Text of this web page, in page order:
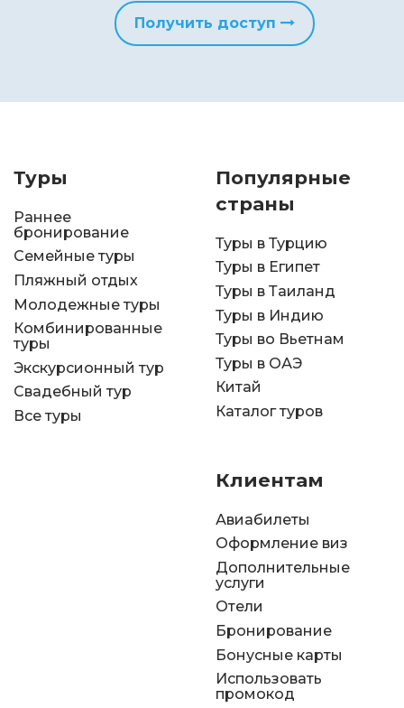
Получить доступ
Туры
Раннее
бронирование
Семейные туры
Пляжный отдых
Молодежные туры
Комбинированные
туры
Экскурсионный тур
Свадебный тур
Все туры
Популярные
страны
Туры в Турцию
Туры в Египет
Туры в Таиланд
Туры в Индию
Туры во Вьетнам
Туры в ОАЭ
Китай
Каталог туров
Клиентам
Авиабилеты
Оформление виз
Дополнительные
услуги
Отели
Бронирование
Бонусные карты
Использовать
промокод